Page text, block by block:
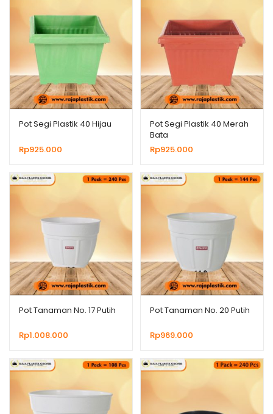
Pot Segi Plastik 40 Hijau
Rp925.000
Pot Segi Plastik 40 Merah
Bata
Rp925.000
Pot Tanaman No. 17 Putih
Rp1.008.000
Pot Tanaman No. 20 Putih
Rp969.000